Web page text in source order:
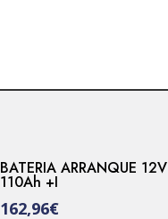
BATERIA ARRANQUE 12V
110Ah +I
162,96€